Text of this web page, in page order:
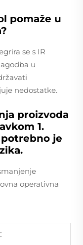
pomaže u
se s IR
u
nedostatke.
proizvoda
1.
je
operativna